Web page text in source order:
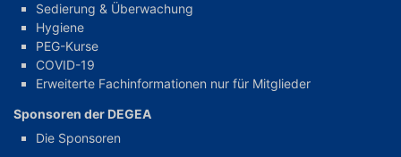
Sedierung & Überwachung
Hygiene
PEG-Kurse
COVID-19
Erweiterte Fachinformationen nur für Mitglieder
Sponsoren der DEGEA
Die Sponsoren